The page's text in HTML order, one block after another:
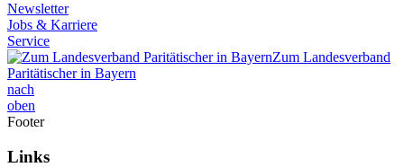
Newsletter
Jobs & Karriere
Service
Zum Landesverband
Paritätischer in Bayern
nach
oben
Footer
Links